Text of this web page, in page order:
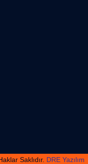
Saklıdır. DRE Yazılım